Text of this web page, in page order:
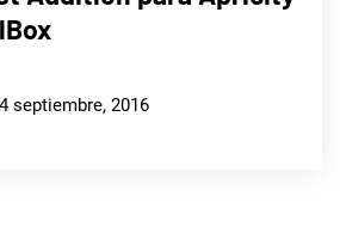
septiembre, 2016